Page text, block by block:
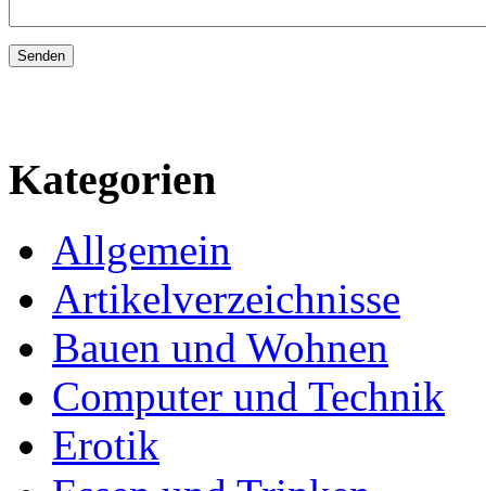
Kategorien
Allgemein
Artikelverzeichnisse
Bauen und Wohnen
Computer und Technik
Erotik